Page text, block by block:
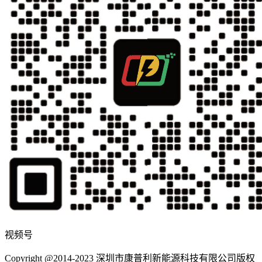
视频号
Copyright @2014-2023 深圳市康普利新能源科技有限公司版权